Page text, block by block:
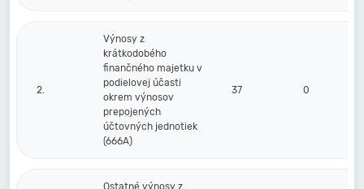
2.
Výnosy z
krátkodobého
finančného majetku v
podielovej účasti
okrem výnosov
prepojených
účtovných jednotiek
(666A)
37 0
Ostatné výnosy z